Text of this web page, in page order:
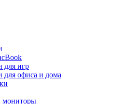
для игр
для офиса и дома
мониторы